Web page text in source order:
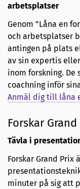
arbetsplatser
Genom ”Låna en
och arbetsplatser
antingen på plats
av sin expertis
inom forskning.
coachning inför
Anmäl dig till låna
Forskar
Tävla i
Forskar Grand Prix
minuter på sig att